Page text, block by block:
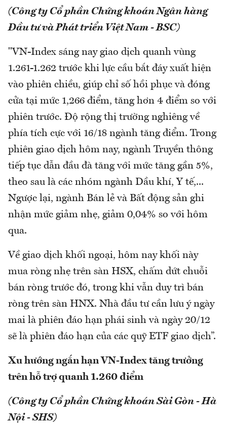
(Công ty Cổ phần Chứng khoán Ngân hàng
Đầu tư và Phát triển Việt Nam - BSC)
"VN-Index sáng nay giao dịch quanh vùng
1.261-1.262 trước khi lực cầu bắt đáy xuất hiện
vào phiên chiều, giúp chỉ số hồi phục và đóng
cửa tại mức 1,266 điểm, tăng hơn 4 điểm so với
phiên trước. Độ rộng thị trường nghiêng về
phía tích cực với 16/18 ngành tăng điểm. Trong
phiên giao dịch hôm nay, ngành Truyền thông
tiếp tục dẫn đầu đà tăng với mức tăng gần 5%,
theo sau là các nhóm ngành Dầu khí, Y tế,...
Ngược lại, ngành Bán lẻ và Bất động sản ghi
nhận mức giảm nhẹ, giảm 0,04% so với hôm
qua.
Về giao dịch khối ngoại, hôm nay khối này
mua ròng nhẹ trên sàn HSX, chấm dứt chuỗi
bán ròng trước đó, trong khi vẫn duy trì bán
ròng trên sàn HNX. Nhà đầu tư cần lưu ý ngày
mai là phiên đáo hạn phái sinh và ngày 20/12
sẽ là phiên đáo hạn của các quỹ ETF giao dịch”.
Xu hướng ngắn hạn VN-Index tăng trưởng
trên hỗ trợ quanh 1.260 điểm
(Công ty Cổ phần Chứng khoán Sài Gòn - Hà
Nội - SHS)